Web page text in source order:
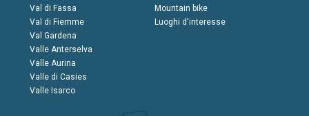
Val di Fassa
Val di Fiemme
Val Gardena
Valle Anterselva
Valle Aurina
Valle di Casies
Valle Isarco
Mountain bike
Luoghi d'interesse